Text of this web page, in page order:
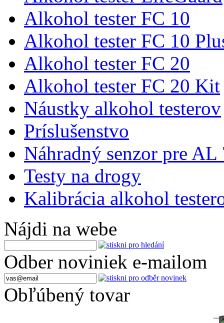
Alkohol tester FC 10
Alkohol tester FC 10
Alkohol tester FC 20
Alkohol tester FC 20 Kit
Náustky alkohol testerov
Príslušenstvo
Náhradný senzor pre AL
Testy na drogy
Kalibrácia alkohol
Nájdi na webe
Odber noviniek e-mailom
Obľúbený tovar